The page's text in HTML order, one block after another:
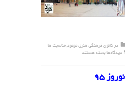
در کانون فرهنگی هنری موعود, مناسبت ها
دیدگاه‌ها برای
بسته هستند
نوروز ۹۵